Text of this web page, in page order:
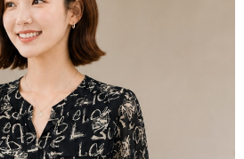
時，將依據個別帳號之用戶狀況，依本公司即
若仍有額度不足之情形，本公司將視審查結果
使用他人資訊註冊。若發現惡意使用之情形，
停止該用戶之使用額度並採取法律行動。
以上)免運費
以上)免運費